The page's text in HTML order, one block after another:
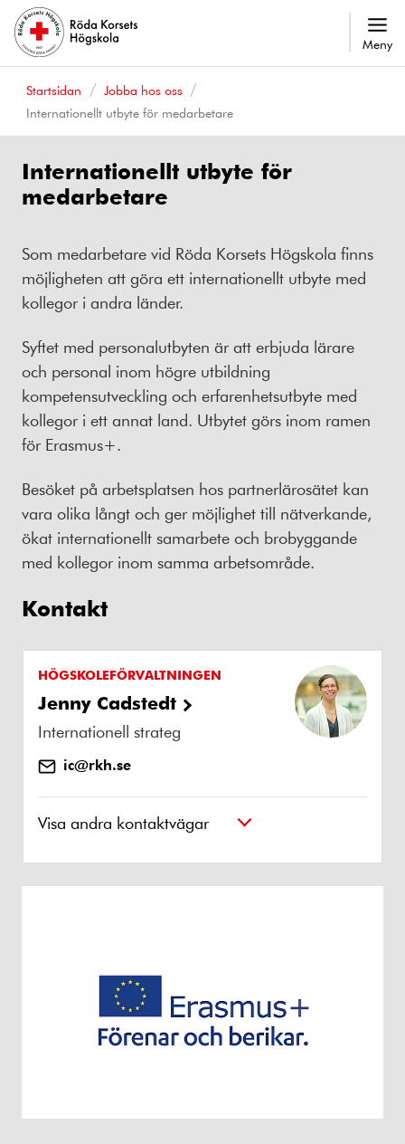
Meny
Startsidan
Jobba hos oss
Internationellt utbyte för medarbetare
Internationellt utbyte för
medarbetare
Som medarbetare vid Röda Korsets Högskola finns
möjligheten att göra ett internationellt utbyte med
kollegor i andra länder.
Syftet med personalutbyten är att erbjuda lärare
och personal inom högre utbildning
kompetensutveckling och erfarenhetsutbyte med
kollegor i ett annat land. Utbytet görs inom ramen
för Erasmus+.
Besöket på arbetsplatsen hos partnerlärosätet kan
vara olika långt och ger möjlighet till nätverkande,
ökat internationellt samarbete och brobyggande
med kollegor inom samma arbetsområde.
Kontakt
HÖGSKOLEFÖRVALTNINGEN
Jenny Cadstedt
Internationell strateg
ic@rkh.se
Visa andra kontaktvägar